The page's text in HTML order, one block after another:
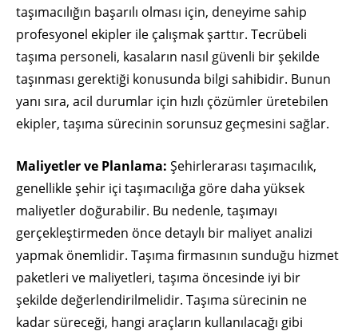
taşımacılığın başarılı olması için, deneyime sahip
profesyonel ekipler ile çalışmak şarttır. Tecrübeli
taşıma personeli, kasaların nasıl güvenli bir şekilde
taşınması gerektiği konusunda bilgi sahibidir. Bunun
yanı sıra, acil durumlar için hızlı çözümler üretebilen
ekipler, taşıma sürecinin sorunsuz geçmesini sağlar.
Maliyetler ve Planlama: Şehirlerarası taşımacılık,
genellikle şehir içi taşımacılığa göre daha yüksek
maliyetler doğurabilir. Bu nedenle, taşımayı
gerçekleştirmeden önce detaylı bir maliyet analizi
yapmak önemlidir. Taşıma firmasının sunduğu hizmet
paketleri ve maliyetleri, taşıma öncesinde iyi bir
şekilde değerlendirilmelidir. Taşıma sürecinin ne
kadar süreceği, hangi araçların kullanılacağı gibi